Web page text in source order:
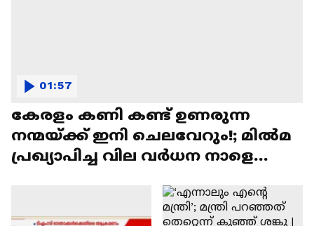
കേരളം കണി കണ്ട് ഉണരുന്ന
നന്മയ്ക്ക് ഇനി ചെലവേറും!; മിൽമ
പ്രഖ്യാപിച്ച വില വർധന നാളെ
01:57